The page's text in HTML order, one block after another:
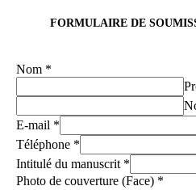
FORMULAIRE DE
Nom *
E-mail *
Téléphone *
Intitulé du manuscrit *
Photo de couverture (Face) *